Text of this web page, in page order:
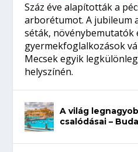
Száz éve alapították a
arborétumot. A jubileum
séták, növénybemutatók
gyermekfoglalkozások
Mecsek egyik
helyszínén.
A világ
csalódásai –